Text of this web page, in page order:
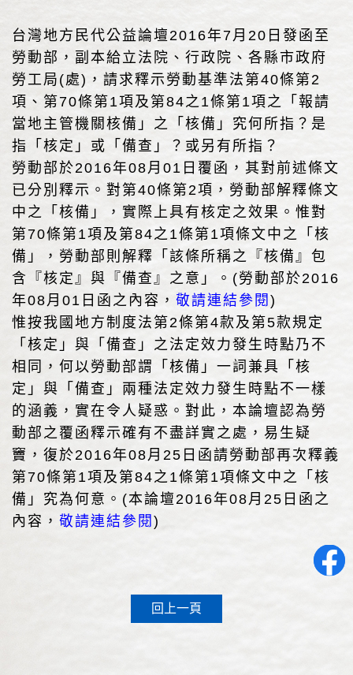
台灣地方民代公益論壇2016年7月20日發函至
勞動部，副本給立法院、行政院、各縣市政府
勞工局(處)，請求釋示勞動基準法第40條第2
項、第70條第1項及第84之1條第1項之「報請
當地主管機關核備」之「核備」究何所指？是
指「核定」或「備查」？或另有所指？
勞動部於2016年08月01日覆函，其對前述條文
已分別釋示。對第40條第2項，勞動部解釋條文
中之「核備」，實際上具有核定之效果。惟對
第70條第1項及第84之1條第1項條文中之「核
備」，勞動部則解釋「該條所稱之『核備』包
含『核定』與『備查』之意」。(勞動部於2016
年08月01日函之內容， 敬請連結參閱 )
惟按我國地方制度法第2條第4款及第5款規定
「核定」與「備查」之法定效力發生時點乃不
相同，何以勞動部謂「核備」一詞兼具「核
定」與「備查」兩種法定效力發生時點不一樣
的涵義，實在令人疑惑。對此，本論壇認為勞
動部之覆函釋示確有不盡詳實之處，易生疑
竇，復於2016年08月25日函請勞動部再次釋義
第70條第1項及第84之1條第1項條文中之「核
備」究為何意。(本論壇2016年08月25日函之
內容， 敬請連結參閱 )
回上一頁